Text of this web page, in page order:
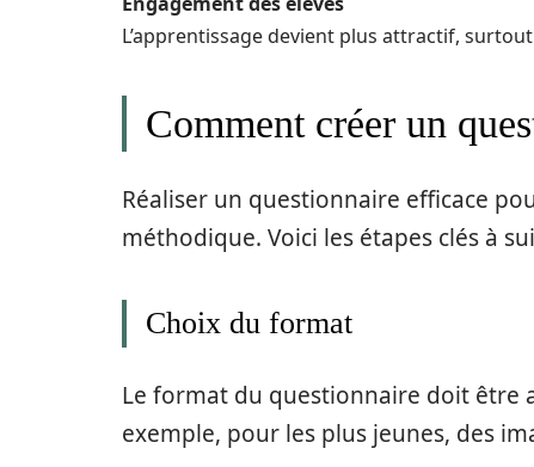
L’apprentissage devient plus attractif,
Comment créer un
Réaliser un questionnaire efficace
méthodique. Voici les étapes clés à
Choix du format
Le format du questionnaire doit être
exemple, pour les plus jeunes, des